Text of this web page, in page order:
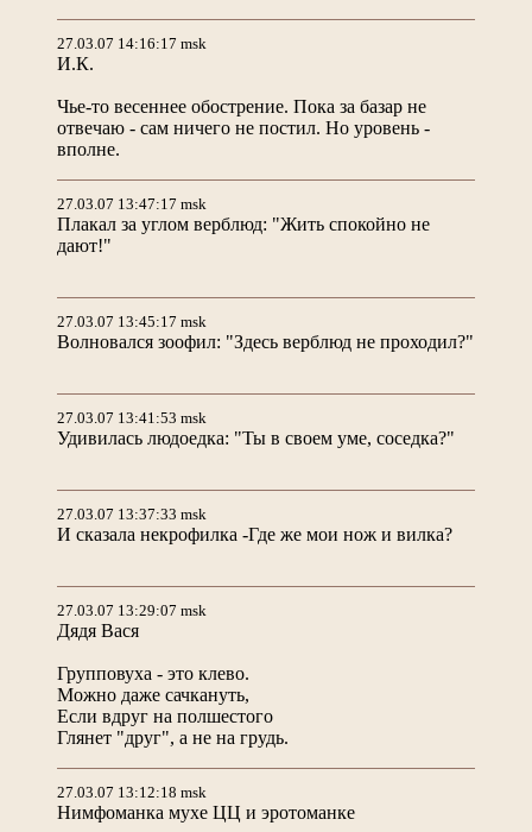
27.03.07 14:16:17 msk
И.К.
Чье-то весеннее обострение. Пока за базар не
отвечаю - сам ничего не постил. Но уровень -
вполне.
27.03.07 13:47:17 msk
Плакал за углом верблюд: "Жить спокойно не
дают!"
27.03.07 13:45:17 msk
Волновался зоофил: "Здесь верблюд не проходил?"
27.03.07 13:41:53 msk
Удивилась людоедка: "Ты в своем уме, соседка?"
27.03.07 13:37:33 msk
И сказала некрофилка -Где же мои нож и вилка?
27.03.07 13:29:07 msk
Дядя Вася
Групповуха - это клево.
Можно даже сачкануть,
Если вдруг на полшестого
Глянет "друг", а не на грудь.
27.03.07 13:12:18 msk
Нимфоманка мухе ЦЦ и эротоманке